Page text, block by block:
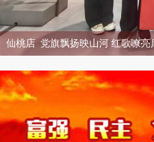
仙桃店 党旗飘扬映山河 红歌嘹